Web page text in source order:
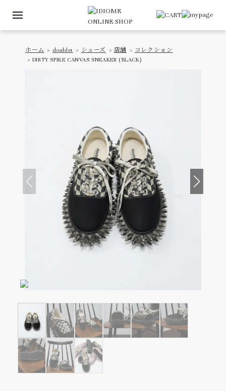
ホーム > doublet > シューズ > 店舗 > コレクション
> DIRTY SPIKE CANVAS SNEAKER (BLACK)